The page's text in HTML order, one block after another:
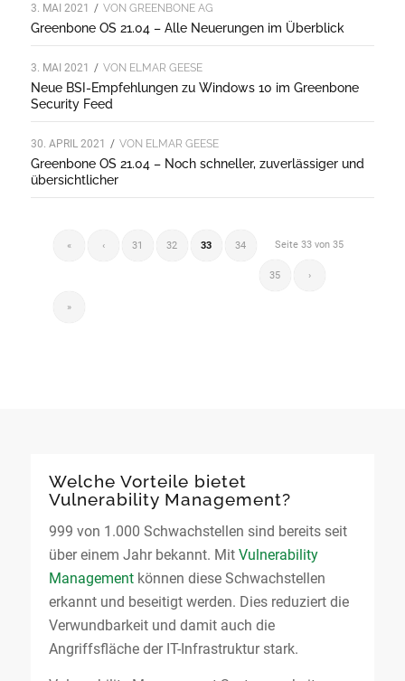
3. MAI 2021 / VON GREENBONE AG
Greenbone OS 21.04 – Alle Neuerungen im Überblick
3. MAI 2021 / VON ELMAR GEESE
Neue BSI-Empfehlungen zu Windows 10 im Greenbone
Security Feed
30. APRIL 2021 / VON ELMAR GEESE
Greenbone OS 21.04 – Noch schneller, zuverlässiger und
übersichtlicher
Seite 33 von 35
« ‹ 31 32 33 34
35 ›
»
Welche Vorteile bietet
Vulnerability Management?
999 von 1.000 Schwachstellen sind bereits seit
über einem Jahr bekannt. Mit Vulnerability
Management können diese Schwachstellen
erkannt und beseitigt werden. Dies reduziert die
Verwundbarkeit und damit auch die
Angriffsfläche der IT-Infrastruktur stark.